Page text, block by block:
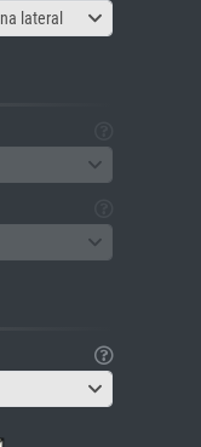
lateral